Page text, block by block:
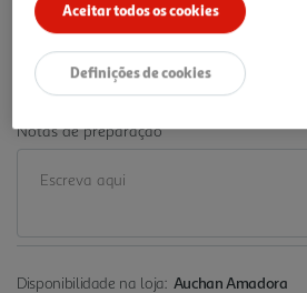
4,99 €
Notas de preparação
Disponibilidade na loja: Auchan Amadora
Aceitar todos os cookies
Definições de cookies